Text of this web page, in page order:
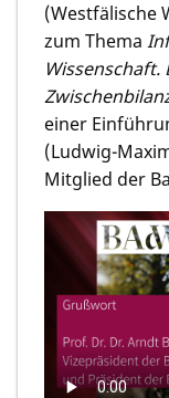
(Westfälische
zum Thema
Wissenschaft.
einer
(Ludwig-
Mitglied der